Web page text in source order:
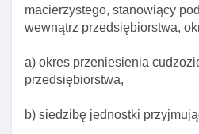
macierzystego, stanowiący
wewnątrz przedsiębiorstwa,
a) okres przeniesienia
przedsiębiorstwa,
b) siedzibę jednostki
Art. 126. Zezwolenie na
cudzoziemca pełniącego
przedsiębiorców
Rozdział 3. Zezwolenie na
wykonywania pracy w
wysokich kwalifikacji